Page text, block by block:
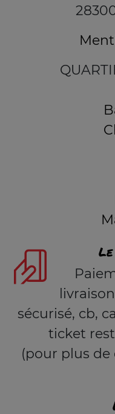
sécurisé, cb,
ticket
(pour plus de